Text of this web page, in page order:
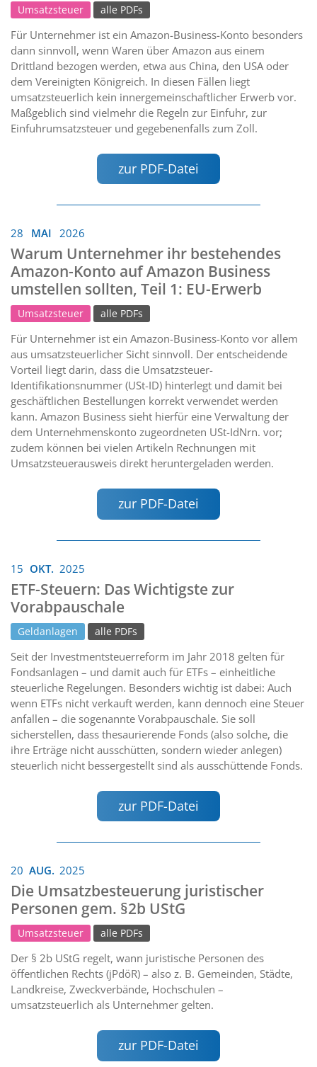
Umsatzsteuer alle PDFs
Für Unternehmer ist ein Amazon-Business-Konto besonders
dann sinnvoll, wenn Waren über Amazon aus einem
Drittland bezogen werden, etwa aus China, den USA oder
dem Vereinigten Königreich. In diesen Fällen liegt
umsatzsteuerlich kein innergemeinschaftlicher Erwerb vor.
Maßgeblich sind vielmehr die Regeln zur Einfuhr, zur
Einfuhrumsatzsteuer und gegebenenfalls zum Zoll.
zur PDF-Datei
28 MAI 2026
Warum Unternehmer ihr bestehendes
Amazon-Konto auf Amazon Business
umstellen sollten, Teil 1: EU-Erwerb
Umsatzsteuer alle PDFs
Für Unternehmer ist ein Amazon-Business-Konto vor allem
aus umsatzsteuerlicher Sicht sinnvoll. Der entscheidende
Vorteil liegt darin, dass die Umsatzsteuer-
Identifikationsnummer (USt-ID) hinterlegt und damit bei
geschäftlichen Bestellungen korrekt verwendet werden
kann. Amazon Business sieht hierfür eine Verwaltung der
dem Unternehmenskonto zugeordneten USt-IdNrn. vor;
zudem können bei vielen Artikeln Rechnungen mit
Umsatzsteuerausweis direkt heruntergeladen werden.
zur PDF-Datei
15 OKT. 2025
ETF-Steuern: Das Wichtigste zur
Vorabpauschale
Geldanlagen alle PDFs
Seit der Investmentsteuerreform im Jahr 2018 gelten für
Fondsanlagen – und damit auch für ETFs – einheitliche
steuerliche Regelungen. Besonders wichtig ist dabei: Auch
wenn ETFs nicht verkauft werden, kann dennoch eine Steuer
anfallen – die sogenannte Vorabpauschale. Sie soll
sicherstellen, dass thesaurierende Fonds (also solche, die
ihre Erträge nicht ausschütten, sondern wieder anlegen)
steuerlich nicht bessergestellt sind als ausschüttende Fonds.
zur PDF-Datei
20 AUG. 2025
Die Umsatzbesteuerung juristischer
Personen gem. §2b UStG
Umsatzsteuer alle PDFs
Der § 2b UStG regelt, wann juristische Personen des
öffentlichen Rechts (jPdöR) – also z. B. Gemeinden, Städte,
Landkreise, Zweckverbände, Hochschulen –
umsatzsteuerlich als Unternehmer gelten.
zur PDF-Datei